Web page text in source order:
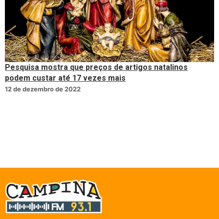
Pesquisa mostra que preços de artigos natalinos
podem custar até 17 vezes mais
12 de dezembro de 2022